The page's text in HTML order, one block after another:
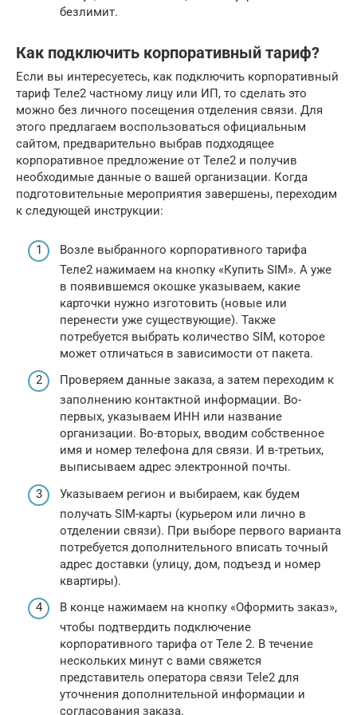
безлимит.
Как подключить корпоративный тариф?
Если вы интересуетесь, как подключить корпоративный
тариф Теле2 частному лицу или ИП, то сделать это
можно без личного посещения отделения связи. Для
этого предлагаем воспользоваться официальным
сайтом, предварительно выбрав подходящее
корпоративное предложение от Теле2 и получив
необходимые данные о вашей организации. Когда
подготовительные мероприятия завершены, переходим
к следующей инструкции:
Возле выбранного корпоративного тарифа
Теле2 нажимаем на кнопку «Купить SIM». А уже
в появившемся окошке указываем, какие
карточки нужно изготовить (новые или
перенести уже существующие). Также
потребуется выбрать количество SIM, которое
может отличаться в зависимости от пакета.
Проверяем данные заказа, а затем переходим к
заполнению контактной информации. Во-
первых, указываем ИНН или название
организации. Во-вторых, вводим собственное
имя и номер телефона для связи. И в-третьих,
выписываем адрес электронной почты.
Указываем регион и выбираем, как будем
получать SIM-карты (курьером или лично в
отделении связи). При выборе первого варианта
потребуется дополнительного вписать точный
адрес доставки (улицу, дом, подъезд и номер
квартиры).
В конце нажимаем на кнопку «Оформить заказ»,
чтобы подтвердить подключение
корпоративного тарифа от Теле 2. В течение
нескольких минут с вами свяжется
представитель оператора связи Tele2 для
уточнения дополнительной информации и
согласования заказа.